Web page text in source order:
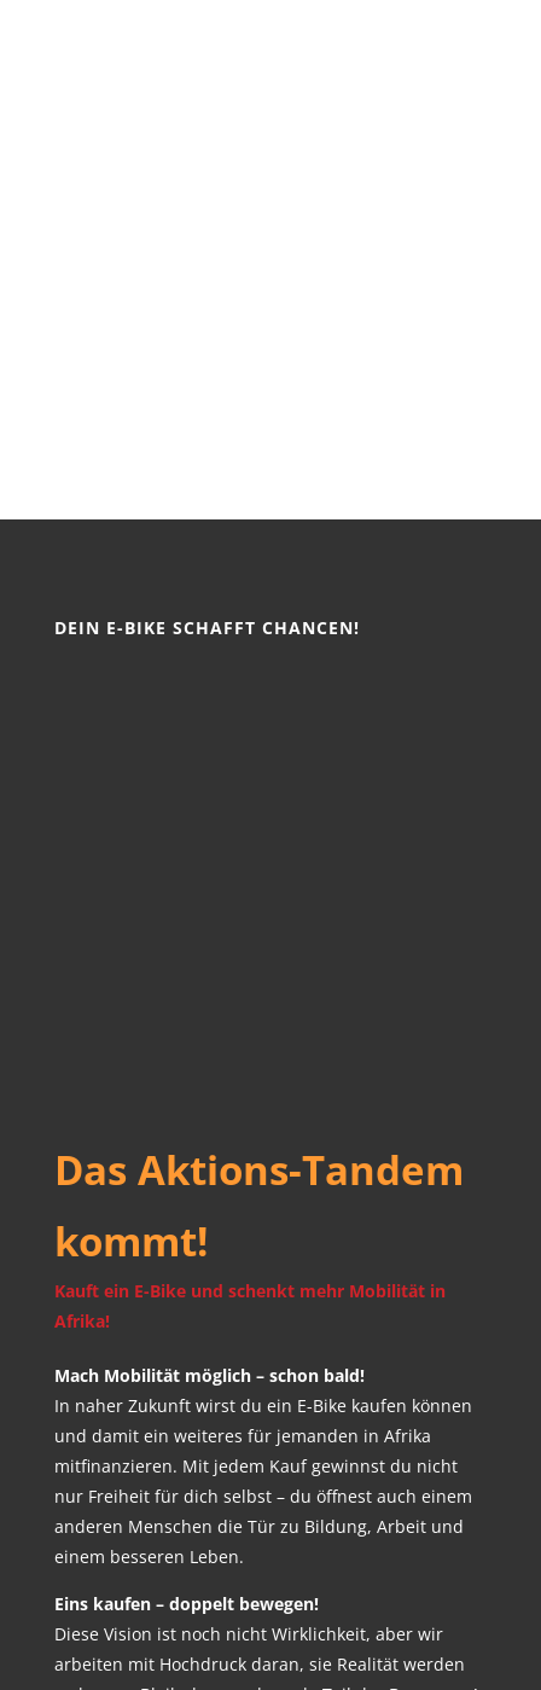
DEIN E-BIKE SCHAFFT CHANCEN!
Das Aktions-Tandem
kommt!
Kauft ein E-Bike und schenkt mehr Mobilität in
Afrika!
Mach Mobilität möglich – schon bald!
In naher Zukunft wirst du ein E-Bike kaufen können
und damit ein weiteres für jemanden in Afrika
mitfinanzieren. Mit jedem Kauf gewinnst du nicht
nur Freiheit für dich selbst – du öffnest auch einem
anderen Menschen die Tür zu Bildung, Arbeit und
einem besseren Leben.
Eins kaufen – doppelt bewegen!
Diese Vision ist noch nicht Wirklichkeit, aber wir
arbeiten mit Hochdruck daran, sie Realität werden